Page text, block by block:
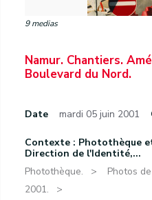
9 medias
Namur. Chantiers.
Boulevard du Nord.
Date mardi 05 juin 2001
Contexte : Photothèque
Direction de l'Identité,...
Photothèque.
Photos
2001.